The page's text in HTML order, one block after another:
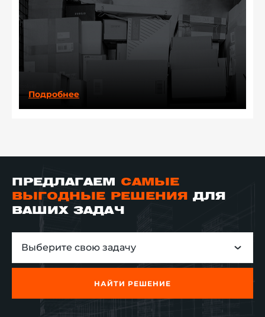
Подробнее
ПРЕДЛАГАЕМ САМЫЕ
ВЫГОДНЫЕ РЕШЕНИЯ
ДЛЯ
ВАШИХ ЗАДАЧ
Выберите свою задачу
НАЙТИ РЕШЕНИЕ